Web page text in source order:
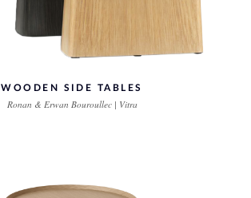
WOODEN SIDE TABLES
Ronan & Erwan Bouroullec | Vitra